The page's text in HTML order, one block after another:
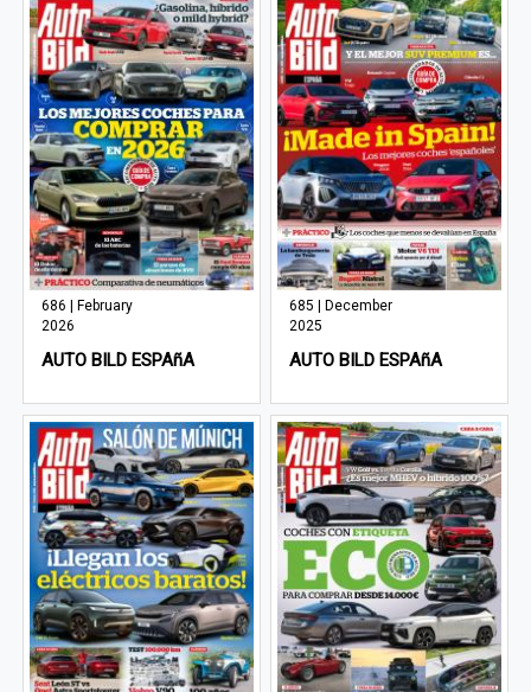
686 | February
2026
AUTO BILD ESPAñA
685 | December
2025
AUTO BILD ESPAñA